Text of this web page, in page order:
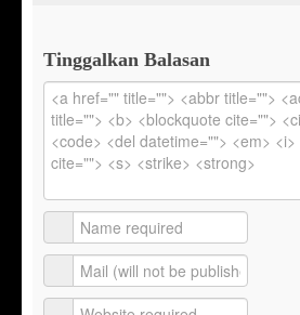
Tinggalkan Balasan